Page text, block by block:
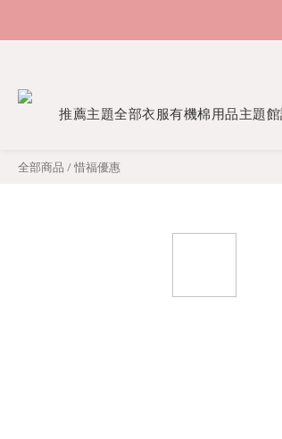
推薦主題全部衣服有機棉用品主題館
全部商品 /惜福優惠